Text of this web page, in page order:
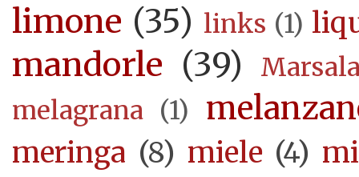
limone (35) links (1)
mandorle (39)
melagrana (1)
meringa (8) miele (4)